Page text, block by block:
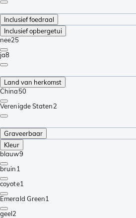
Inclusief foedraal
Inclusief opbergetui
nee25
ja8
Land van herkomst
China50
Verenigde Staten2
Graveerbaar
Kleur
blauw9
bruin1
coyote1
Emerald Green1
geel2